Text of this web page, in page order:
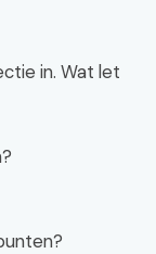
in. Wat let